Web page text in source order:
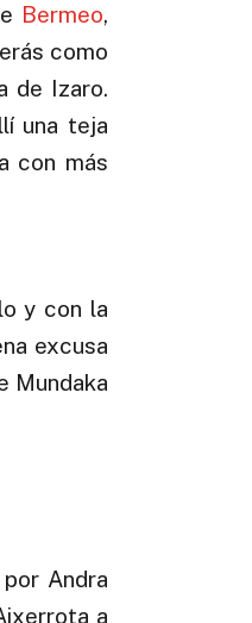
Bermeo,
como
de Izaro.
una teja
con más
y con la
excusa
Mundaka
por Andra
a